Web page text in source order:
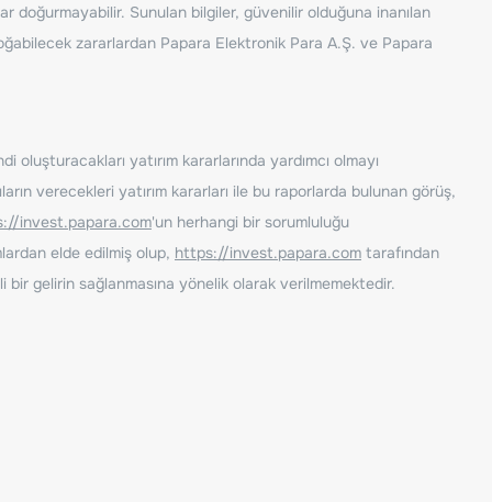
doğurmayabilir. Sunulan bilgiler, güvenilir olduğuna inanılan
zararlardan Papara Elektronik Para A.Ş. ve Papara
yatırım kararlarında yardımcı olmayı
verecekleri yatırım kararları ile bu raporlarda bulunan görüş,
invest.papara.com'un herhangi bir sorumluluğu
elde edilmiş olup, https://invest.papara.com tarafından
bir gelirin sağlanmasına yönelik olarak verilmemektedir.